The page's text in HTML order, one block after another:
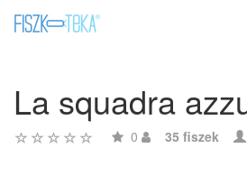
La squadra
0 35 fiszek